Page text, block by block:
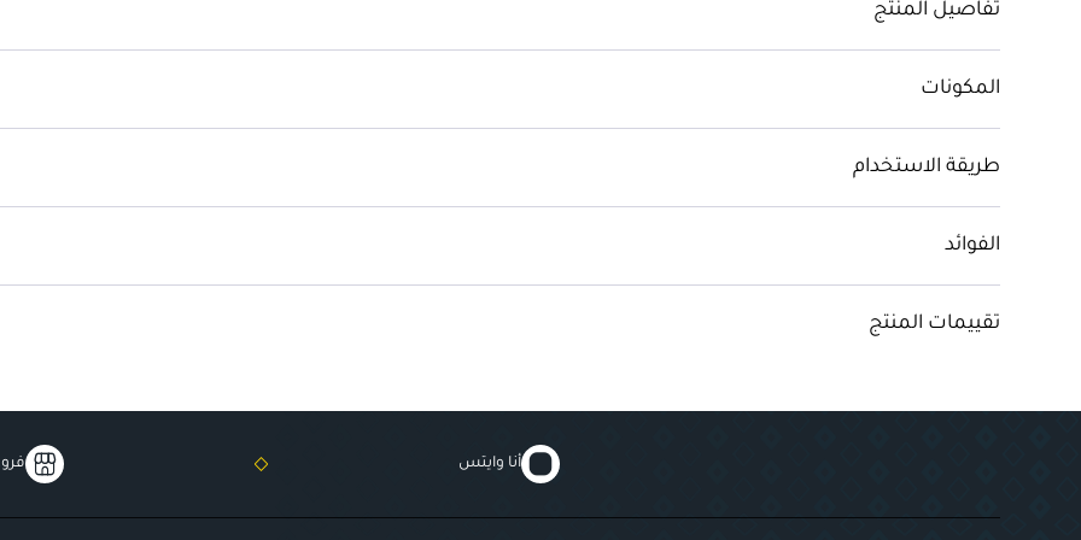
تفاصيل المنتج
المكونات
طريقة الاستخدام
الفوائد
تقييمات المنتج
أنا وايتس